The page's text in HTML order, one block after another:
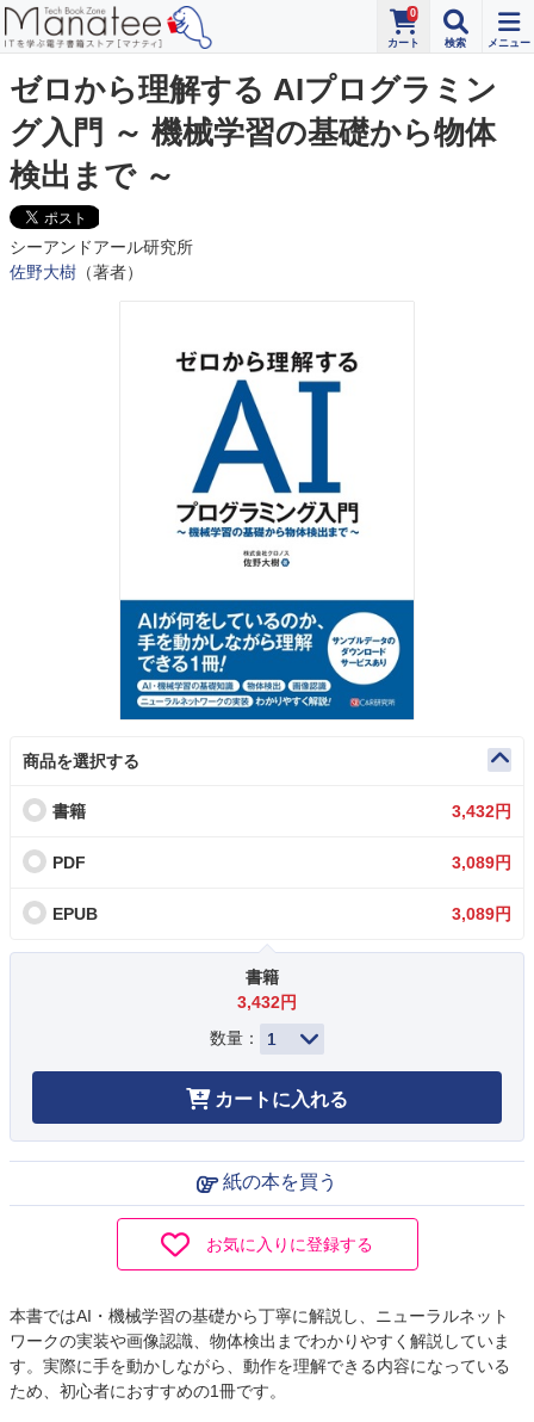
0
ゼロから理解する AIプログラミン
グ入門 ～ 機械学習の基礎から物体
検出まで ～
シーアンドアール研究所
佐野大樹 （著者）
商品を選択する
書籍 3,432円
PDF 3,089円
EPUB 3,089円
書籍
3,432円
数量：
カートに入れる
紙の本を買う
お気に入りに登録する
本書ではAI・機械学習の基礎から丁寧に解説し、ニューラルネット
ワークの実装や画像認識、物体検出までわかりやすく解説していま
す。実際に手を動かしながら、動作を理解できる内容になっている
ため、初心者におすすめの1冊です。